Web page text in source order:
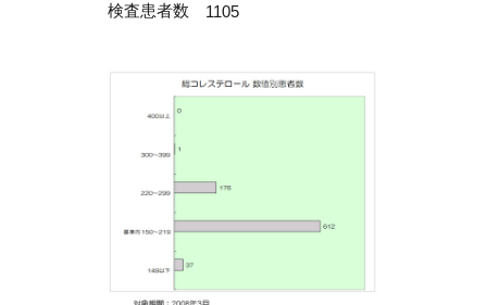
検査患者数
1105